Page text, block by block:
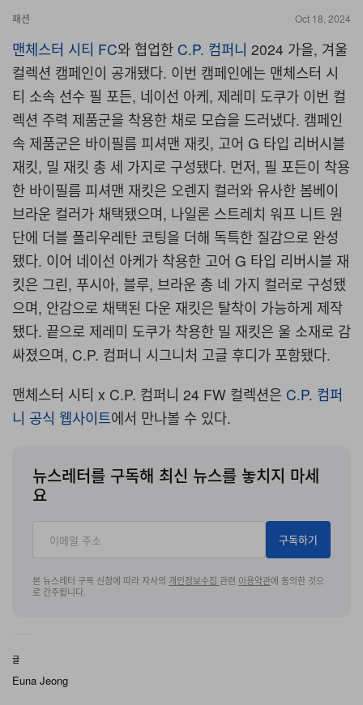
패션 Oct 18, 2024
맨체스터 시티 FC와 협업한 C.P. 컴퍼니 2024 가을, 겨울
컬렉션 캠페인이 공개됐다. 이번 캠페인에는 맨체스터 시
티 소속 선수 필 포든, 네이선 아케, 제레미 도쿠가 이번 컬
렉션 주력 제품군을 착용한 채로 모습을 드러냈다. 캠페인
속 제품군은 바이필름 피셔맨 재킷, 고어 G 타입 리버시블
재킷, 밀 재킷 총 세 가지로 구성됐다. 먼저, 필 포든이 착용
한 바이필름 피셔맨 재킷은 오렌지 컬러와 유사한 봄베이
브라운 컬러가 채택됐으며, 나일론 스트레치 워프 니트 원
단에 더블 폴리우레탄 코팅을 더해 독특한 질감으로 완성
됐다. 이어 네이선 아케가 착용한 고어 G 타입 리버시블 재
킷은 그린, 푸시아, 블루, 브라운 총 네 가지 컬러로 구성됐
으며, 안감으로 채택된 다운 재킷은 탈착이 가능하게 제작
됐다. 끝으로 제레미 도쿠가 착용한 밀 재킷은 울 소재로 감
싸졌으며, C.P. 컴퍼니 시그니처 고글 후디가 포함됐다.
맨체스터 시티 x C.P. 컴퍼니 24 FW 컬렉션은 C.P. 컴퍼
니 공식 웹사이트에서 만나볼 수 있다.
뉴스레터를 구독해 최신 뉴스를 놓치지 마세
요
구독하기
본 뉴스레터 구독 신청에 따라 자사의 개인정보수집 관련 이용약관에 동의한 것으
로 간주됩니다.
글
Euna Jeong